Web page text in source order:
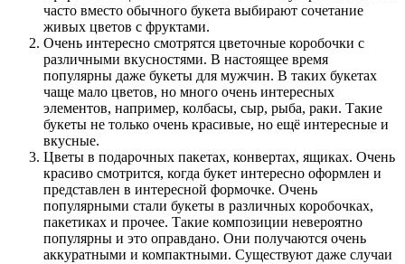
часто вместо обычного букета выбирают сочетание
живых цветов с фруктами.
Очень интересно смотрятся цветочные коробочки с
различными вкусностями. В настоящее время
популярны даже букеты для мужчин. В таких букетах
чаще мало цветов, но много очень интересных
элементов, например, колбасы, сыр, рыба, раки. Такие
букеты не только очень красивые, но ещё интересные и
вкусные.
Цветы в подарочных пакетах, конвертах, ящиках. Очень
красиво смотрится, когда букет интересно оформлен и
представлен в интересной формочке. Очень
популярными стали букеты в различных коробочках,
пакетиках и прочее. Такие композиции невероятно
популярны и это оправдано. Они получаются очень
аккуратными и компактными. Существуют даже случаи